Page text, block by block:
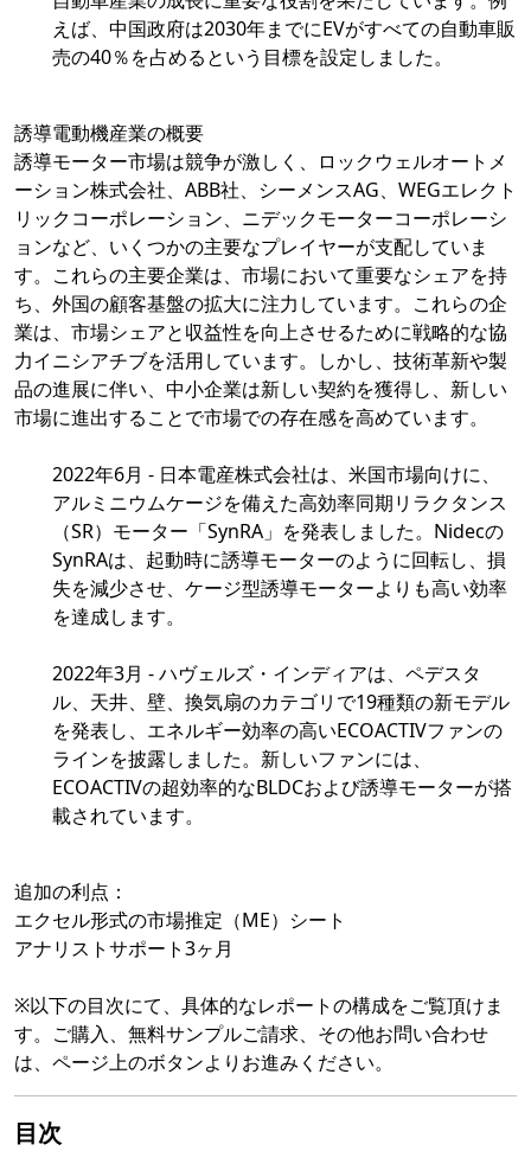
えば、中国政府は2030年までにEVがすべての自動車販
売の40％を占めるという目標を設定しました。
誘導電動機産業の概要
誘導モーター市場は競争が激しく、ロックウェルオートメ
ーション株式会社、ABB社、シーメンスAG、WEGエレクト
リックコーポレーション、ニデックモーターコーポレーシ
ョンなど、いくつかの主要なプレイヤーが支配していま
す。これらの主要企業は、市場において重要なシェアを持
ち、外国の顧客基盤の拡大に注力しています。これらの企
業は、市場シェアと収益性を向上させるために戦略的な協
力イニシアチブを活用しています。しかし、技術革新や製
品の進展に伴い、中小企業は新しい契約を獲得し、新しい
市場に進出することで市場での存在感を高めています。
2022年6月 - 日本電産株式会社は、米国市場向けに、
アルミニウムケージを備えた高効率同期リラクタンス
（SR）モーター「SynRA」を発表しました。Nidecの
SynRAは、起動時に誘導モーターのように回転し、損
失を減少させ、ケージ型誘導モーターよりも高い効率
を達成します。
2022年3月 - ハヴェルズ・インディアは、ペデスタ
ル、天井、壁、換気扇のカテゴリで19種類の新モデル
を発表し、エネルギー効率の高いECOACTIVファンの
ラインを披露しました。新しいファンには、
ECOACTIVの超効率的なBLDCおよび誘導モーターが搭
載されています。
追加の利点：
エクセル形式の市場推定（ME）シート
アナリストサポート3ヶ月
※以下の目次にて、具体的なレポートの構成をご覧頂けま
す。ご購入、無料サンプルご請求、その他お問い合わせ
は、ページ上のボタンよりお進みください。
目次